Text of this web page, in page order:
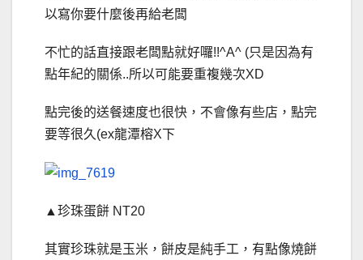
以寫你要什麼後再給老闆
不忙的話直接跟老闆點就好囉!!^A^ (只是因為有
點年紀的關係..所以可能要重複幾次XD
點完後的送餐速度也很快，不會像有些店，點完
要等很久(ex龍潭榕X下
▲珍珠蛋餅 NT20
其實珍珠就是玉米，餅皮是純手工，有點像燒餅